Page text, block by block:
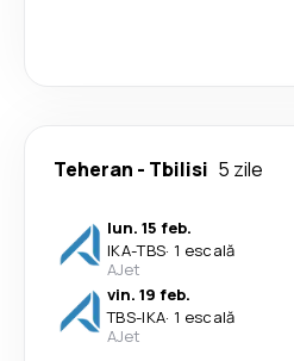
Teheran - Tbilisi 5 zile
lun. 15 feb.
IKA-TBS· 1 escală
AJet
vin. 19 feb.
TBS-IKA· 1 escală
AJet